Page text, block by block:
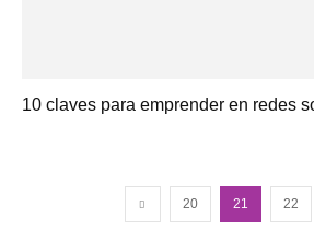
10 claves para emprender en redes
20 21 22